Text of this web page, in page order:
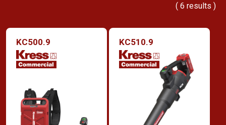
( 6 results )
KC500.9 KC510.9